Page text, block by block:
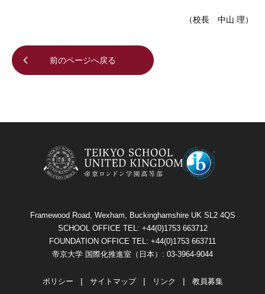
（校長 中山 理）
前のページへ戻る
Framewood Road, Wexham, Buckinghamshire UK SL2 4QS
SCHOOL OFFICE TEL: +44(0)1753 663712
FOUNDATION OFFICE TEL: +44(0)1753 663711
帝京大学 国際化推進室（日本）: 03-3964-9044
ポリシー サイトマップ リンク 教員募集